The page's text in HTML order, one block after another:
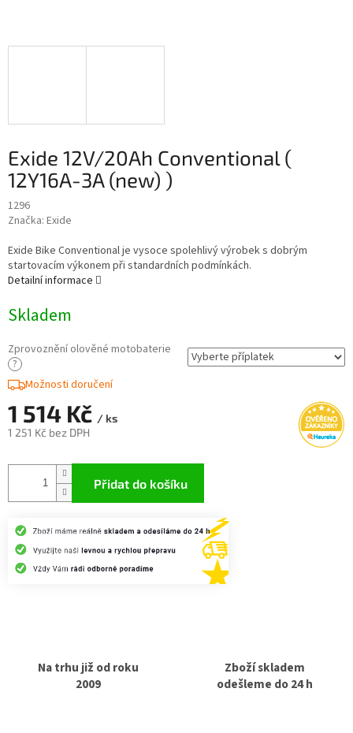
Exide 12V/20Ah Conventional (
12Y16A-3A (new) )
1296
Značka: Exide
1 514 Kč / ks
1 251 Kč bez DPH
cena:
Skladem
Zprovoznění olověné motobaterie
?
Možnosti doručení
Přidat do košíku
Exide Bike Conventional je vysoce spolehlivý výrobek s dobrým
startovacím výkonem při standardních podmínkách.
Detailní informace
Na trhu již od roku
2009
Zboží skladem
odešleme do 24 h